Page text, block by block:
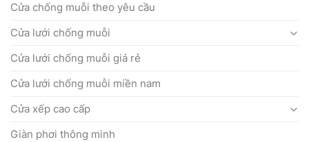
Cửa chống muỗi theo yêu cầu
Cửa lưới chống muỗi
Cửa lưới chống muỗi giá rẻ
Cửa lưới chống muỗi miền nam
Cửa xếp cao cấp
Giàn phơi thông minh